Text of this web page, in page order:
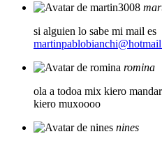
si alguien lo sabe mi mail es
romina
ola a todoa mix kiero
kiero muxoooo
nines